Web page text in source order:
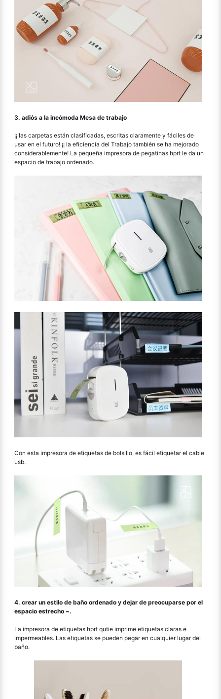
3. adiós a la incómoda Mesa de trabajo
¡¡ las carpetas están clasificadas, escritas claramente y fáciles de
usar en el futuro! ¡¡ la eficiencia del Trabajo también se ha mejorado
considerablemente! La pequeña impresora de pegatinas hprt le da un
espacio de trabajo ordenado.
Con esta impresora de etiquetas de bolsillo, es fácil etiquetar el cable
usb.
4. crear un estilo de baño ordenado y dejar de preocuparse por el
espacio estrecho ~.
La impresora de etiquetas hprt qutie imprime etiquetas claras e
impermeables. Las etiquetas se pueden pegar en cualquier lugar del
baño.